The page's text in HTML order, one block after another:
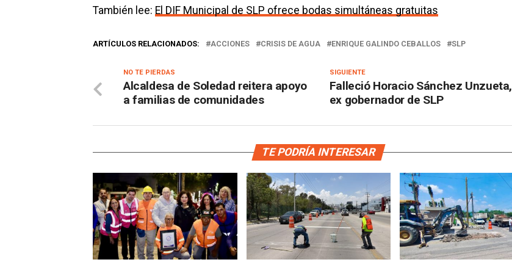
También lee: El DIF Municipal de SLP ofrece bodas simultáneas gratuitas
ARTÍCULOS RELACIONADOS: ACCIONES CRISIS DE AGUA ENRIQUE GALINDO CEBALLOS SLP
SIGUIENTE
Falleció Horacio Sánchez Unzueta,
ex gobernador de SLP
NO TE PIERDAS
Alcaldesa de Soledad reitera apoyo
a familias de comunidades
TE PODRÍA INTERESAR